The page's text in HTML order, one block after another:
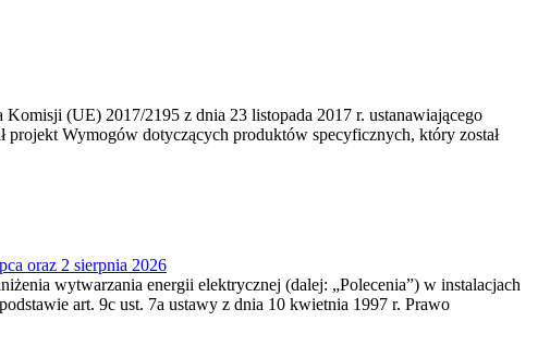
(UE) 2017/2195 z dnia 23‍ listopada 2017 r. ustanawiającego
Wymogów dotyczących produktów specyficznych, który został
oraz 2 sierpnia 2026
wytwarzania energii elektrycznej (dalej: „Polecenia”) w instalacjach
art. 9c ust. 7a ustawy z dnia 10 kwietnia 1997 r. Prawo